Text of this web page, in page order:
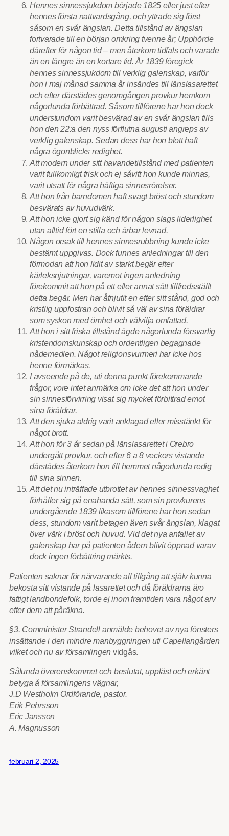
Hennes sinnessjukdom började 1825 eller just efter
hennes första nattvardsgång, och yttrade sig först
såsom en svår ängslan. Detta tillstånd av ängslan
fortvarade till en början omkring tvenne år; Upphörde
därefter för någon tid – men återkom tidfals och varade
än en längre än en kortare tid. År 1839 föregick
hennes sinnessjukdom till verklig galenskap, varför
hon i maj månad samma år insändes till länslasarettet
och efter därstädes genomgången provkur hemkom
någorlunda förbättrad. Såsom tillförene har hon dock
understundom varit besvärad av en svår ängslan tills
hon den 22:a den nyss förflutna augusti angreps av
verklig galenskap. Sedan dess har hon blott haft
några ögonblicks redighet.
Att modern under sitt havandetillstånd med patienten
varit fullkomligt frisk och ej såvitt hon kunde minnas,
varit utsatt för några häftiga sinnesrörelser.
Att hon från barndomen haft svagt bröst och stundom
besvärats av huvudvärk.
Att hon icke gjort sig känd för någon slags liderlighet
utan alltid fört en stilla och ärbar levnad.
Någon orsak till hennes sinnesrubbning kunde icke
bestämt uppgivas. Dock funnes anledningar till den
förmodan att hon lidit av starkt begär efter
kärleksnjutningar, varemot ingen anledning
förekommit att hon på ett eller annat sätt tillfredsställt
detta begär. Men har åtnjutit en efter sitt stånd, god och
kristlig uppfostran och blivit så väl av sina föräldrar
som syskon med ömhet och välvilja omfattad.
Att hon i sitt friska tillstånd ägde någorlunda försvarlig
kristendomskunskap och ordentligen begagnade
nådemedlen. Något religionsvurmeri har icke hos
henne förmärkas.
I avseende på de, uti denna punkt förekommande
frågor, vore intet anmärka om icke det att hon under
sin sinnesförvirring visat sig mycket förbittrad emot
sina föräldrar.
Att den sjuka aldrig varit anklagad eller misstänkt för
något brott.
Att hon för 3 år sedan på länslasarettet i Örebro
undergått provkur. och efter 6 a 8 veckors vistande
därstädes återkom hon till hemmet någorlunda redig
till sina sinnen.
Att det nu inträffade utbrottet av hennes sinnessvaghet
förhåller sig på enahanda sätt, som sin provkurens
undergående 1839 likasom tillförene har hon sedan
dess, stundom varit betagen även svår ängslan, klagat
över värk i bröst och huvud. Vid det nya anfallet av
galenskap har på patienten ådern blivit öppnad varav
dock ingen förbättring märkts.
Patienten saknar för närvarande all tillgång att själv kunna
bekosta sitt vistande på lasarettet och då föräldrarna äro
fattigt landbondefolk, torde ej inom framtiden vara något arv
efter dem att påräkna.
§3. Comminister Strandell anmälde behovet av nya fönsters
insättande i den mindre manbyggningen uti Capellangården
vilket och nu av församlingen vidgås.
Sålunda överenskommet och beslutat, uppläst och erkänt
betyga å församlingens vägnar,
J.D Westholm Ordförande, pastor.
Erik Pehrsson
Eric Jansson
A. Magnusson
februari 2, 2025